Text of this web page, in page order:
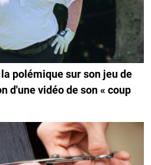
polémique sur son jeu de
d'une vidéo de son « coup